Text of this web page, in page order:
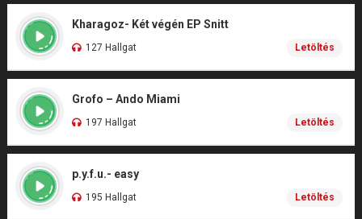
Kharagoz- Két végén EP Snitt
127 Hallgat Letöltés
Grofo – Ando Miami
197 Hallgat Letöltés
p.y.f.u.- easy
195 Hallgat Letöltés